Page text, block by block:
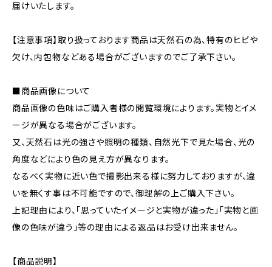
届けいたします。
【注意事項】取り扱っております商品は天然石の為、特有のヒビや
欠け、内包物などある場合がございますのでご了承下さい。
■商品画像について
商品画像の色味はご購入者様の閲覧環境によります。実物とイメ
ージが異なる場合がございます。
又、天然石は光の強さや照明の種類、自然光下で見た場合、光の
角度などにより色の見え方が異なります。
なるべく実物に近い色で撮影出来る様に努力しておりますが、違
いを無くす事は不可能ですので、御理解の上ご購入下さい。
上記理由により、｢思っていたイメージと実物が違った｣｢実物と画
像の色味が違う｣等の理由による返品はお受け出来ません。
【商品説明】